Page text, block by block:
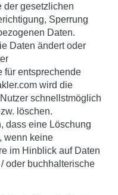
der gesetzlichen
Sperrung
Daten.
Daten ändert oder
für entsprechende
wird die
schnellstmöglich
löschen.
dass eine Löschung
wenn keine
im Hinblick auf Daten
oder buchhalterische